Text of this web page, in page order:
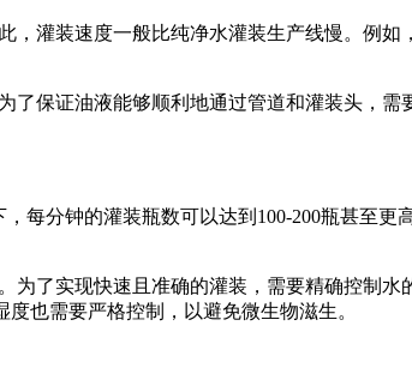
装速度一般比纯净水灌装生产线慢。例如
保证油液能够顺利地通过管道和灌装头，需
分钟的灌装瓶数可以达到100-200瓶甚至更
实现快速且准确的灌装，需要精确控制水
也需要严格控制，以避免微生物滋生。